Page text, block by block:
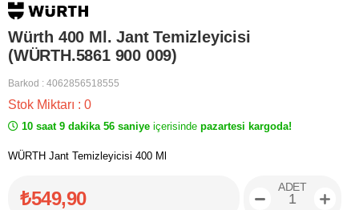
Würth 400 Ml. Jant Temizleyicisi
(WÜRTH.5861 900 009)
Barkod : 4062856518555
Stok Miktarı : 0
10 saat 9 dakika 56 saniye içerisinde pazartesi kargoda!
WÜRTH Jant Temizleyicisi 400 Ml
₺549,90
ADET